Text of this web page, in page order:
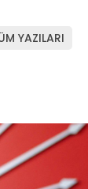
YAZILARI